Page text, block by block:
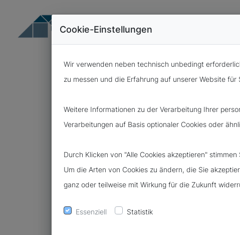
18.11.2025
NIS-2-
BUNDESTAG
Cookie-Einstellungen
Wir verwenden neben technisch unbedingt
zu messen und die Erfahrung auf unserer Website für
Weitere Informationen zu der Verarbeitung Ihrer
Verarbeitungen auf Basis optionaler Cookies oder
Durch Klicken von "Alle Cookies akzeptieren"
Um die Arten von Cookies zu ändern, die Sie
ganz oder teilweise mit Wirkung für die Zukunft
Essenziell Statistik